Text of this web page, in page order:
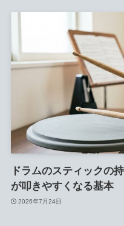
ドラムのスティックの
が叩きやすくなる基本
2026年7月24日